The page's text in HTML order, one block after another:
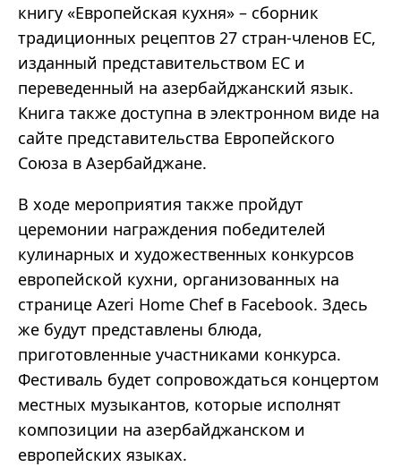
книгу «Европейская кухня» – сборник
традиционных рецептов 27 стран-членов ЕС,
изданный представительством ЕС и
переведенный на азербайджанский язык.
Книга также доступна в электронном виде на
сайте представительства Европейского
Союза в Азербайджане.
В ходе мероприятия также пройдут
церемонии награждения победителей
кулинарных и художественных конкурсов
европейской кухни, организованных на
странице Azeri Home Chef в Facebook. Здесь
же будут представлены блюда,
приготовленные участниками конкурса.
Фестиваль будет сопровождаться концертом
местных музыкантов, которые исполнят
композиции на азербайджанском и
европейских языках.